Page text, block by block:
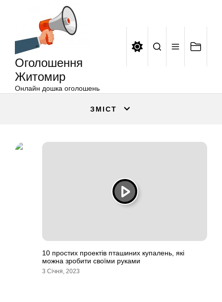
Оголошення
Житомир
Онлайн дошка оголошень
ЗМІСТ
10 простих проектів пташиних купалень, які
можна зробити своїми руками
3 Січня, 2023